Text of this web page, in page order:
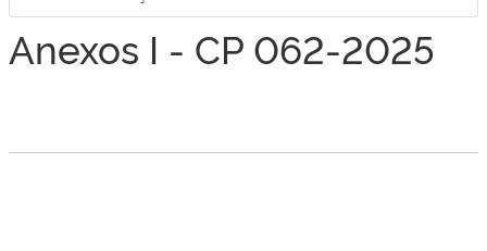
Anexos I - CP 062-2025